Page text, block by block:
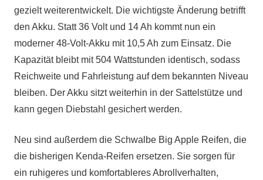
gezielt weiterentwickelt. Die wichtigste Änderung betrifft
den Akku. Statt 36 Volt und 14 Ah kommt nun ein
moderner 48-Volt-Akku mit 10,5 Ah zum Einsatz. Die
Kapazität bleibt mit 504 Wattstunden identisch, sodass
Reichweite und Fahrleistung auf dem bekannten Niveau
bleiben. Der Akku sitzt weiterhin in der Sattelstütze und
kann gegen Diebstahl gesichert werden.
Neu sind außerdem die Schwalbe Big Apple Reifen, die
die bisherigen Kenda-Reifen ersetzen. Sie sorgen für
ein ruhigeres und komfortableres Abrollverhalten,